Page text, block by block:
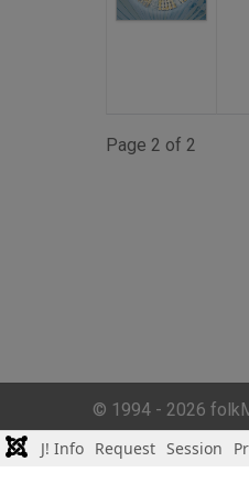
Page 2 of 2
© 1994 - 2026
J! Info Request Session